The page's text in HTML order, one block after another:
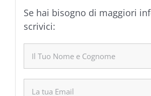
Se hai bisogno di maggiori
scrivici: